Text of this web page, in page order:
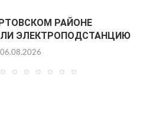
РАЙОНЕ
ЭЛЕКТРОПОДСТАНЦИЮ
06.08.2026